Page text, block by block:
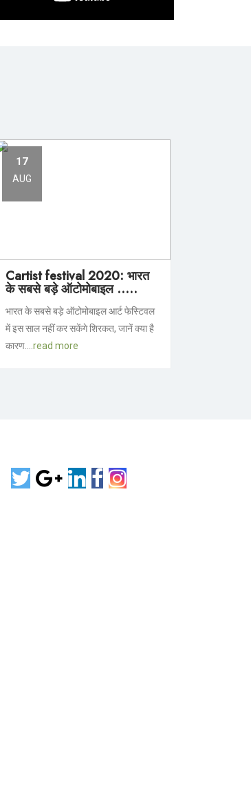
17
AUG
Cartist festival 2020: भारत
के सबसे बड़े ऑटोमोबाइल .....
भारत के सबसे बड़े ऑटोमोबाइल आर्ट फेस्टिवल
में इस साल नहीं कर सकेंगे शिरकत, जानें क्या है
कारण.... read more